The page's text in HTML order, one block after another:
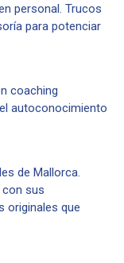
personal. Trucos
para potenciar
coaching
autoconocimiento
de Mallorca.
sus
originales que